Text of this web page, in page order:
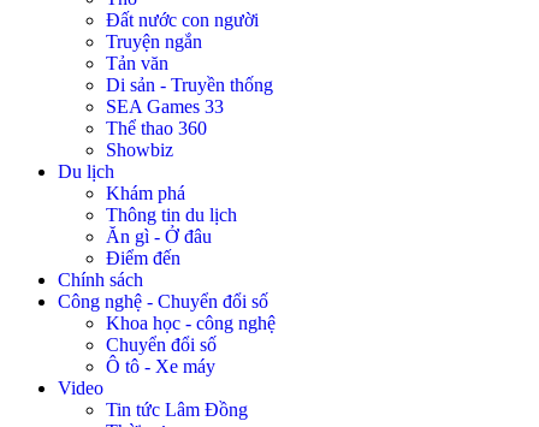
Đất nước con người
Truyện ngắn
Tản văn
Di sản - Truyền thống
SEA Games 33
Thể thao 360
Showbiz
Du lịch
Khám phá
Thông tin du lịch
Ăn gì - Ở đâu
Điểm đến
Chính sách
Công nghệ - Chuyển đổi số
Khoa học - công nghệ
Chuyển đổi số
Ô tô - Xe máy
Video
Tin tức Lâm Đồng